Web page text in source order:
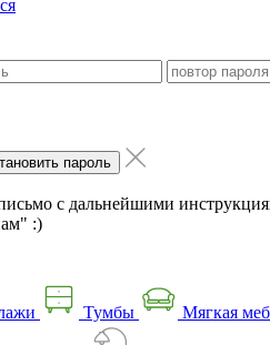
пароль
с дальнейшими
:)
Тумбы Мягкая